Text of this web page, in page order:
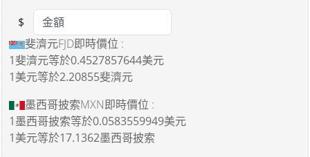
Amount
$
斐濟元FJD即時價位 :
1斐濟元等於0.4527857644美元
1美元等於2.20855斐濟元
墨西哥披索MXN即時價位 :
1墨西哥披索等於0.0583559949美元
1美元等於17.1362墨西哥披索